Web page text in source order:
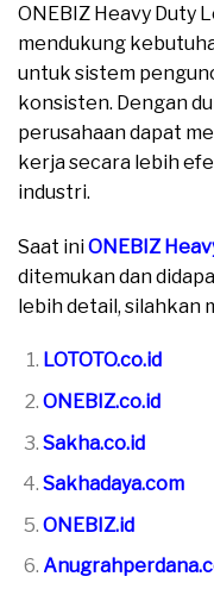
ONEBIZ Heavy Duty
mendukung
untuk sistem
konsisten. Dengan
perusahaan dapat
kerja secara lebih
industri.
Saat iniONEBIZ
ditemukan dan
lebih detail, silahkan
LOTOTO.co.id
ONEBIZ.co.id
Sakha.co.id
Sakhadaya.com
ONEBIZ.id